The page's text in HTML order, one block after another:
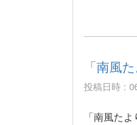
「南風
投稿日時 :
「南風た